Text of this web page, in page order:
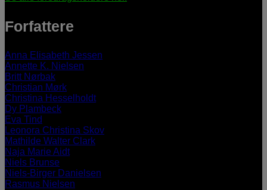
Forfattere
Anna Elisabeth Jessen
Annette K. Nielsen
Britt Nørbak
Christian Mørk
Christina Hesselholdt
Dy Plambeck
Eva Tind
Leonora Christina Skov
Mathilde Walter Clark
Naja Marie Aidt
Niels Brunse
Niels-Birger Danielsen
Rasmus Nielsen